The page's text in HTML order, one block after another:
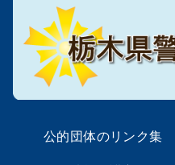
公的団体のリンク集